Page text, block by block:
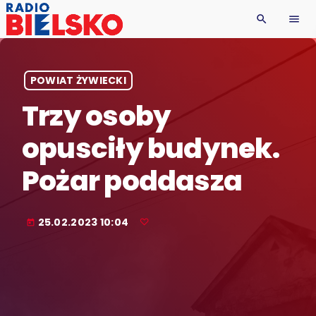
search menu
POWIAT ŻYWIECKI
Trzy osoby
opusciły budynek.
Pożar poddasza
today 25.02.2023 10:04